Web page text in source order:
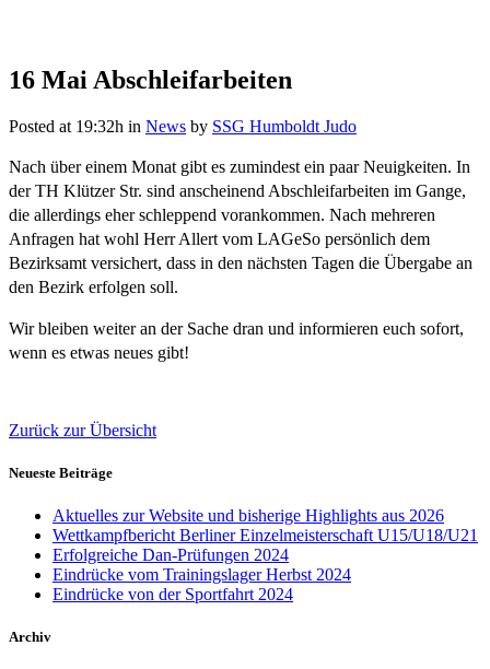
16 Mai Abschleifarbeiten
Posted at 19:32h in News by SSG Humboldt Judo
Nach über einem Monat gibt es zumindest ein paar Neuigkeiten. In
der TH Klützer Str. sind anscheinend Abschleifarbeiten im Gange,
die allerdings eher schleppend vorankommen. Nach mehreren
Anfragen hat wohl Herr Allert vom LAGeSo persönlich dem
Bezirksamt versichert, dass in den nächsten Tagen die Übergabe an
den Bezirk erfolgen soll.
Wir bleiben weiter an der Sache dran und informieren euch sofort,
wenn es etwas neues gibt!
Zurück zur Übersicht
Neueste Beiträge
Aktuelles zur Website und bisherige Highlights aus 2026
Wettkampfbericht Berliner Einzelmeisterschaft U15/U18/U21
Erfolgreiche Dan-Prüfungen 2024
Eindrücke vom Trainingslager Herbst 2024
Eindrücke von der Sportfahrt 2024
Archiv